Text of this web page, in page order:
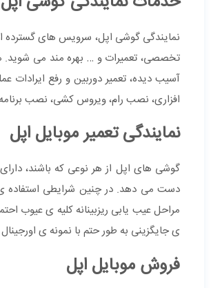
نمایندگی گوشی اپل، سرویس های گسترده
تخصصی، تعمیرات و … بهره مند می شوید.
آسیب دیده، تعمیر دوربین و رفع ایرادات
افزاری، نصب رام، ویروس کشی، نصب برنامه
نمایندگی تعمیر موبایل اپل
گوشی های اپل از هر نوعی که باشند،
دست می دهد. در چنین شرایطی استفاده ی
مراحل عیب یابی ریزبینانه کلیه ی عیوب
ی جایگزینی به طور حتم با نمونه ی
فروش موبایل اپل